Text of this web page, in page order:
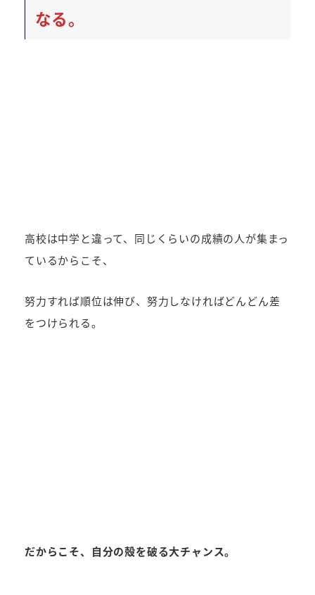
なる。
高校は中学と違って、同じくらいの成績の人が集まっ
ているからこそ、
努力すれば順位は伸び、努力しなければどんどん差
をつけられる。
だからこそ、自分の殻を破る大チャンス。